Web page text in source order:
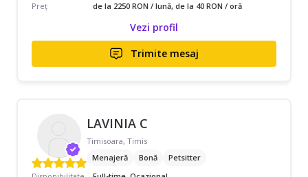
Preț
de la 2250 RON / lună, de la 40 RON / oră
Vezi profil
Trimite mesaj
LAVINIA C
Timisoara, Timis
Menajeră
Bonă
Petsitter